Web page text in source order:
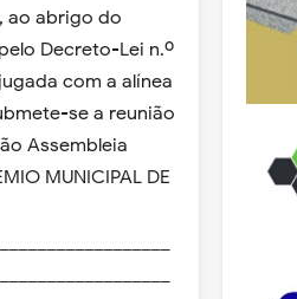
ao abrigo do
Decreto-Lei n.º
com a alínea
se a reunião
Assembleia
MUNICIPAL DE